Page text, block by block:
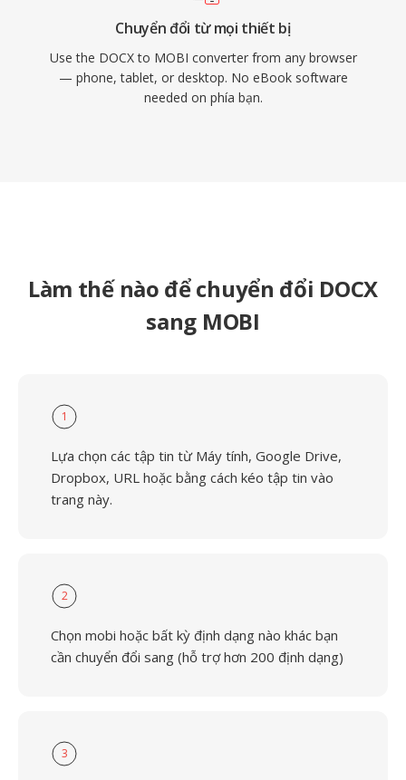
Chuyển đổi từ mọi thiết bị
Use the DOCX to MOBI converter from any browser
— phone, tablet, or desktop. No eBook software
needed on phía bạn.
Làm thế nào để chuyển đổi DOCX
sang MOBI
1
Lựa chọn các tập tin từ Máy tính, Google Drive,
Dropbox, URL hoặc bằng cách kéo tập tin vào
trang này.
2
Chọn mobi hoặc bất kỳ định dạng nào khác bạn
cần chuyển đổi sang (hỗ trợ hơn 200 định dạng)
3